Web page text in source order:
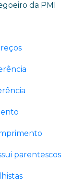
da PMI
parentescos